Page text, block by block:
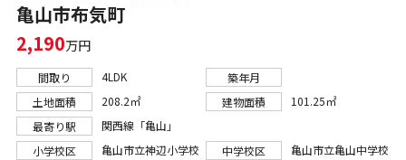
亀山市布気町
2,190万円
間取り 4LDK
築年月
土地面積
208.2㎡ 建物面積
101.25㎡
最寄り駅
関西線「亀山」
小学校区
亀山市立神辺小学校 中学校区
亀山市立亀山中学校